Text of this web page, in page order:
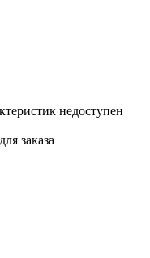
недоступен
заказа